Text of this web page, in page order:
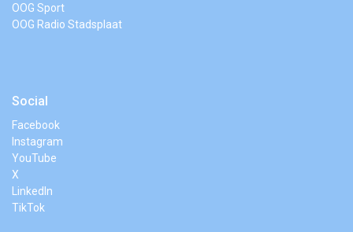
OOG Sport
OOG Radio Stadsplaat
Social
Facebook
Instagram
YouTube
X
LinkedIn
TikTok